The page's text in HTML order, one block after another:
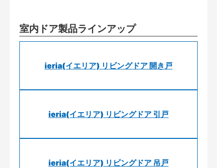
室内ドア製品ラインアップ
ieria(イエリア) リビングドア 開き戸
ieria(イエリア) リビングドア 引戸
ieria(イエリア) リビングドア 吊戸